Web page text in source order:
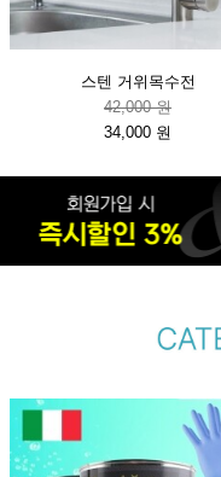
스텐 거위목수전
42,000 원
34,000 원